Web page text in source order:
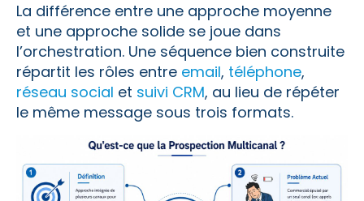
La différence entre une approche moyenne
et une approche solide se joue dans
l’orchestration. Une séquence bien construite
répartit les rôles entre email, téléphone,
réseau social et suivi CRM, au lieu de répéter
le même message sous trois formats.